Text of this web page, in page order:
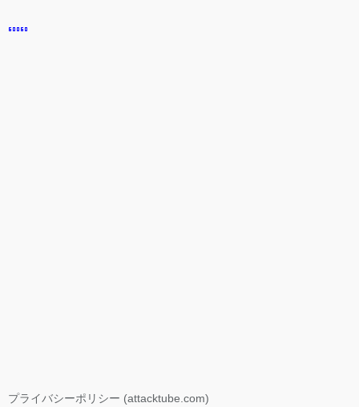
プライバシーポリシー (attacktube.com)